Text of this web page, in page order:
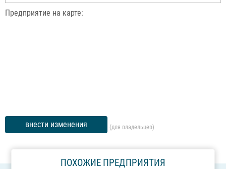
Предприятие на карте:
внести изменения (для владельцев)
ПОХОЖИЕ ПРЕДПРИЯТИЯ